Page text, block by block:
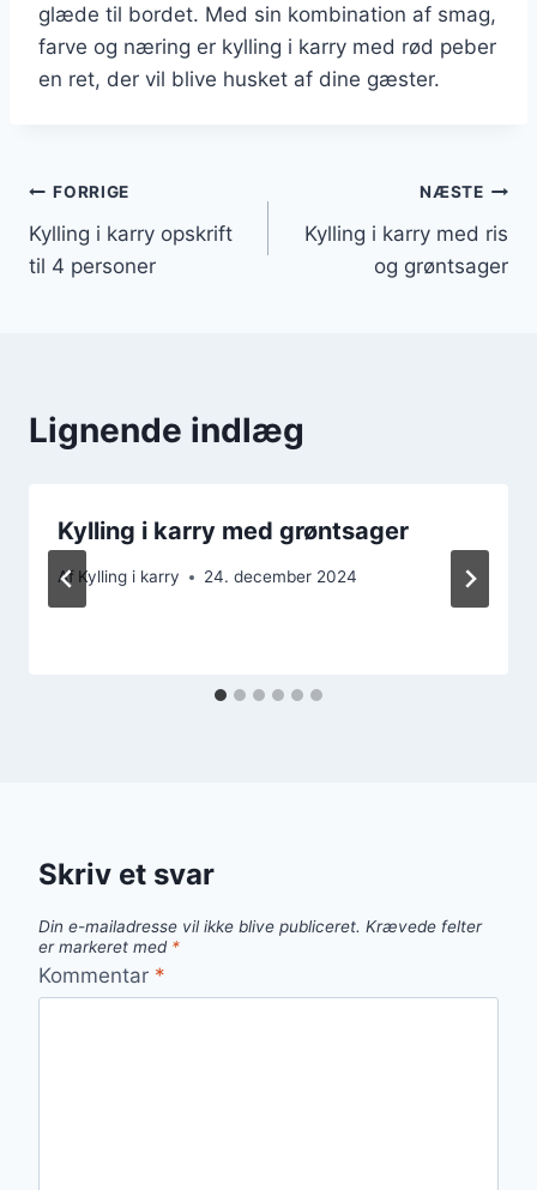
glæde til bordet. Med sin kombination af smag,
farve og næring er kylling i karry med rød peber
en ret, der vil blive husket af dine gæster.
Indlægsnavigation
FORRIGE
Kylling i karry opskrift
til 4 personer
NÆSTE
Kylling i karry med ris
og grøntsager
Lignende indlæg
Kylling i karry med grøntsager
Af Kylling i karry 24. december 2024
Skriv et svar
Din e-mailadresse vil ikke blive publiceret. Krævede felter
er markeret med *
Kommentar *